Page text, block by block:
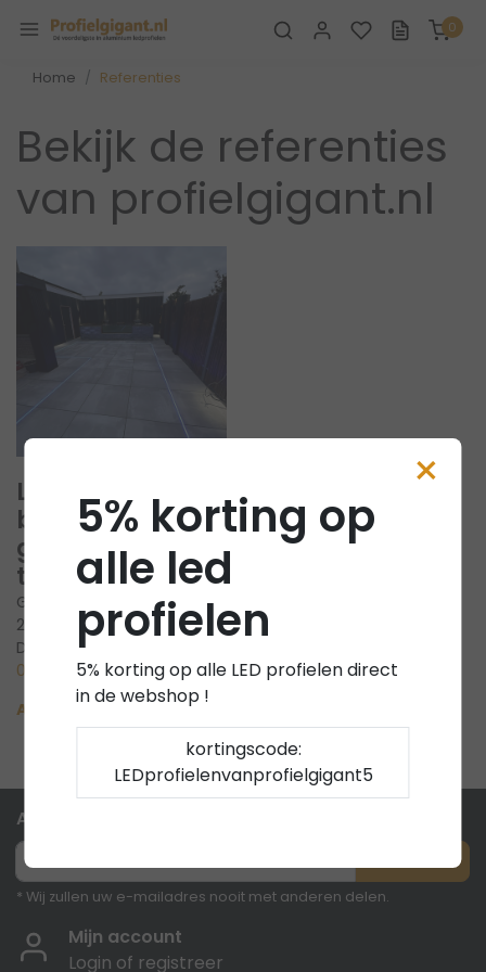
0
Home Referenties
Bekijk de referenties
van profielgigant.nl
LED strips als
buitenverlichtin
g tussen de
tegels
Geplaatst op
11 Januari
2026
Door SEObyRay
0 Reacties
Artikel verder lezen »
Abonneer je op onze nieuwsbrief
* Wij zullen uw e-mailadres nooit met anderen delen.
Mijn account
Login of registreer
×
5% korting op
alle led
profielen
5% korting op alle LED profielen direct
in de webshop !
kortingscode:
LEDprofielenvanprofielgigant5